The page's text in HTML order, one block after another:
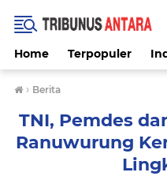
Home Terpopuler
› Berita
TNI, Pemdes
Ranuwurung